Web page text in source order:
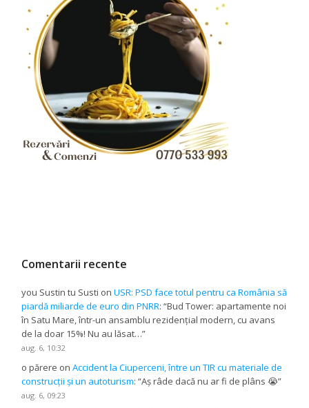
Comentarii recente
you Sustin tu Susti onUSR: PSD face totul pentru ca România să
piardă miliarde de euro din PNRR: “Bud Tower: apartamente noi
în Satu Mare, într-un ansamblu rezidențial modern, cu avans
de la doar 15%! Nu au lăsat…”
aug. 6, 10:32
o părere onAccident la Ciuperceni, între un TIR cu materiale de
construcții și un autoturism: “Aș râde dacă nu ar fi de plâns 😭”
aug. 6, 09:23